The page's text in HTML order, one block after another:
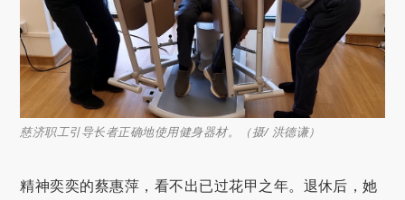
慈济职工引导长者正确地使用健身器材。（摄/ 洪德谦）
精神奕奕的蔡惠萍，看不出已过花甲之年。退休后，她